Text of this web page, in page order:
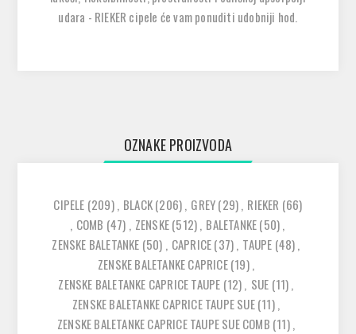
udara - RIEKER cipele će vam ponuditi udobniji hod.
OZNAKE PROIZVODA
CIPELE (209), BLACK(206), GREY(29), RIEKER (66)
, COMB (47) , ZENSKE(512), BALETANKE(50),
ZENSKE BALETANKE (50) , CAPRICE(37), TAUPE (48),
ZENSKE BALETANKE CAPRICE(19),
ZENSKE BALETANKE CAPRICE TAUPE (12), SUE (11),
ZENSKE BALETANKE CAPRICE TAUPE SUE(11),
ZENSKE BALETANKE CAPRICE TAUPE SUE COMB (11),